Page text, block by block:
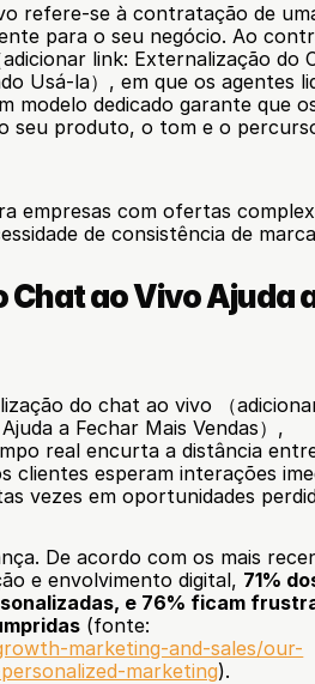
refere-se à contratação de
para o seu negócio. Ao
link: Externalização do
Usá-la）, em que os agentes
modelo dedicado garante que
seu produto, o tom e o
empresas com ofertas
de consistência de
Chat ao Vivo Ajuda
do chat ao vivo （
a Fechar Mais Vendas）,
real encurta a distância
clientes esperam interações
vezes em oportunidades
De acordo com os mais
e envolvimento digital, 71%
e 76% ficam
marketing-and-sales/our-
marketing).